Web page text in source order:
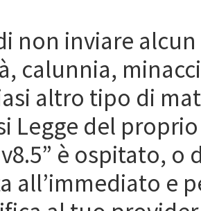
non inviare
calunnia,
altro tipo di
Legge del
è ospitato, o
all’immediato e